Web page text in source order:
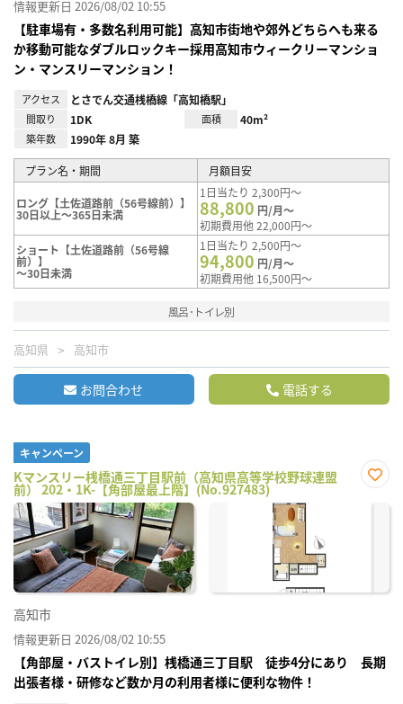
情報更新日 2026/08/02 10:55
【駐車場有・多数名利用可能】高知市街地や郊外どちらへも来る
か移動可能なダブルロックキー採用高知市ウィークリーマンショ
ン・マンスリーマンション！
アクセス とさでん交通桟橋線「高知橋駅」
間取り 1DK 面積 40m²
築年数 1990年 8月 築
プラン名・期間 月額目安
ロング【土佐道路前（56号線前）】
30日以上～365日未満
1日当たり 2,300円～
88,800 円/月～
初期費用他 22,000円～
ショート【土佐道路前（56号線
前）】
～30日未満
1日当たり 2,500円～
94,800 円/月～
初期費用他 16,500円～
風呂･トイレ別
高知県 高知市
お問合わせ 電話する
キャンペーン
Kマンスリー桟橋通三丁目駅前（高知県高等学校野球連盟
前） 202・1K-【角部屋最上階】(No.927483)
に入
高知市
情報更新日 2026/08/02 10:55
【角部屋・バストイレ別】桟橋通三丁目駅 徒歩4分にあり 長期
出張者様・研修など数か月の利用者様に便利な物件！